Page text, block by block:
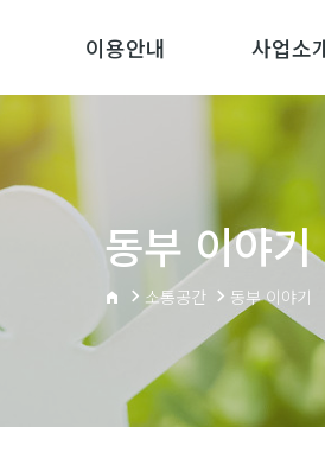
이용안내 사업소
동부 이야기
소통공간 동부 이야기